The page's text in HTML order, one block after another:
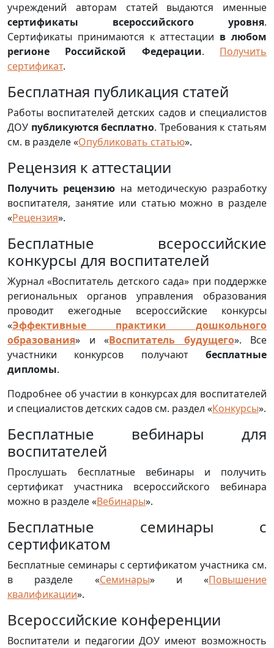
учреждений авторам статей выдаются именные
сертификаты всероссийского уровня.
Сертификаты принимаются к аттестации в любом
регионе Российской Федерации. Получить
сертификат.
Бесплатная публикация статей
Работы воспитателей детских садов и специалистов
ДОУ публикуются бесплатно. Требования к статьям
см. в разделе «Опубликовать статью».
Рецензия к аттестации
Получить рецензию на методическую разработку
воспитателя, занятие или статью можно в разделе
«Рецензия».
Бесплатные всероссийские
конкурсы для воспитателей
Журнал «Воспитатель детского сада» при поддержке
региональных органов управления образования
проводит ежегодные всероссийские конкурсы
«Эффективные практики дошкольного
образования» и «Воспитатель будущего». Все
участники конкурсов получают бесплатные
дипломы.
Подробнее об участии в конкурсах для воспитателей
и специалистов детских садов см. раздел «Конкурсы».
Бесплатные вебинары для
воспитателей
Прослушать бесплатные вебинары и получить
сертификат участника всероссийского вебинара
можно в разделе «Вебинары».
Бесплатные семинары с
сертификатом
Бесплатные семинары с сертификатом участника см.
в разделе «Семинары» и «Повышение
квалификации».
Всероссийские конференции
Воспитатели и педагогии ДОУ имеют возможность